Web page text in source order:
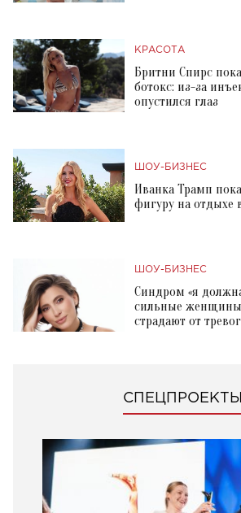
КРАСОТА
Бритни Спирс
ботокс: из-за
опустился глаз
ШОУ-БИЗНЕС
Иванка Трамп
фигуру на отдыхе
ШОУ-БИЗНЕС
Синдром «я
сильные женщины
страдают от
СПЕЦПРОЕКТЫ